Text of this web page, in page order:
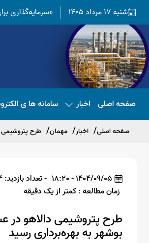
شنبه 17 مرداد 1405 «سرمایه‌گذاری
صفحه اصلی اخبار سامانه ها ی
صفحه اصلی اخبار مهمان طرح پتروشیمی
1404/09/05 - 18:20 - تعداد بازدید: 334
زمان مطالعه : کمتر از یک دقیقه
طرح پتروشیمی دالاهو در
بوشهر به بهره‌برداری رسید